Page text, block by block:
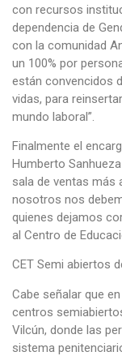
con recursos
dependencia de
con la comunidad
un 100% por
están convencidos
vidas, para
mundo laboral”.
Finalmente el
Humberto
sala de ventas más
nosotros nos
quienes dejamos
al Centro de
CET Semi abiertos
Cabe señalar que
centros
Vilcún, donde las
sistema